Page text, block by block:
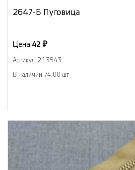
2647-Б Пуговица
Цена:42 ₽
Артикул: 213543
В наличии 74.00 шт